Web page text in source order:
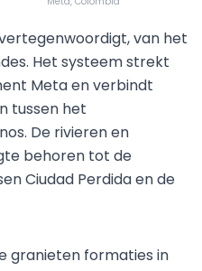
van het
Het systeem strekt
Meta en verbindt
tussen het
De rivieren en
behoren tot de
Ciudad Perdida en de
granieten formaties in